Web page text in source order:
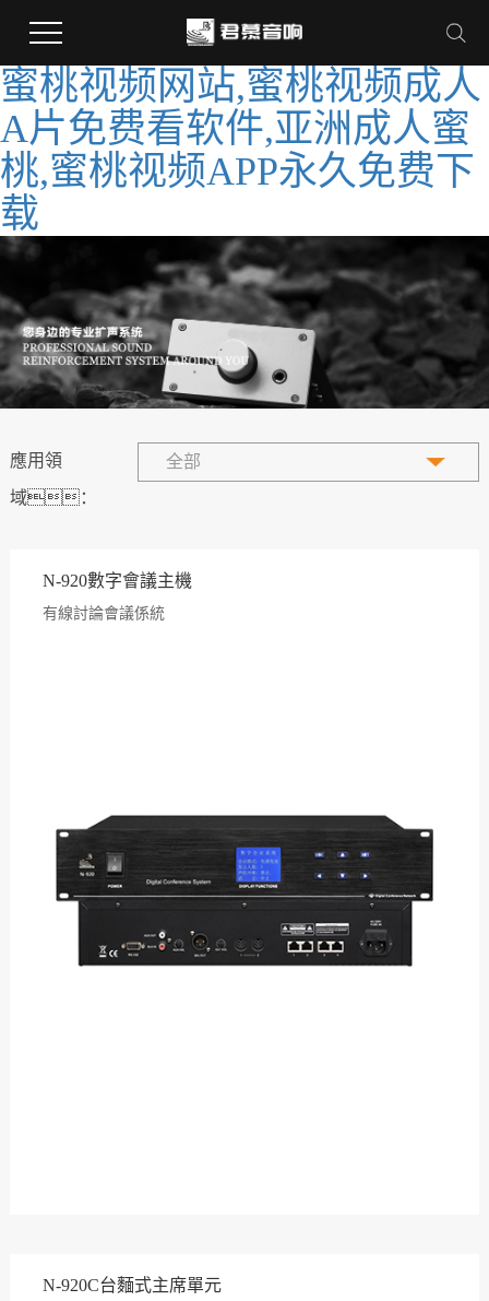
蜜桃视频网站,蜜桃视频成人
A片免费看软件,亚洲成人蜜
桃,蜜桃视频APP永久免费下
载
應用領
域：
全部
N-920數字會議主機
有線討論會議係統
N-920C台麵式主席單元